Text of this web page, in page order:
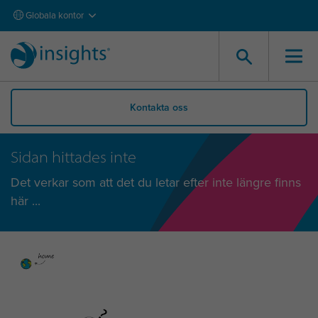
Globala kontor
Kontakta oss
Sidan hittades inte
Det verkar som att det du letar efter inte längre finns
här ...